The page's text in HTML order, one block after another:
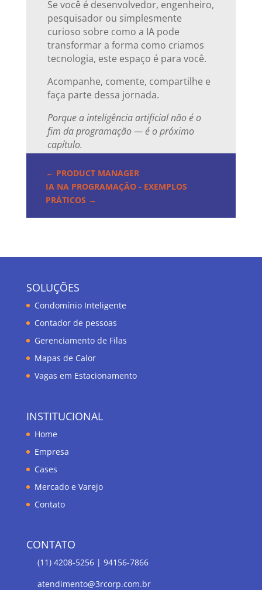
Se você é desenvolvedor, engenheiro,
pesquisador ou simplesmente
curioso sobre como a IA pode
transformar a forma como criamos
tecnologia, este espaço é para você.
Acompanhe, comente, compartilhe e
faça parte dessa jornada.
Porque a inteligência artificial não é o
fim da programação — é o próximo
capítulo.
← PRODUCT MANAGER
IA NA PROGRAMAÇÃO - EXEMPLOS
PRÁTICOS →
SOLUÇÕES
Condomínio Inteligente
Contador de pessoas
Gerenciamento de Filas
Mapas de Calor
Vagas em Estacionamento
INSTITUCIONAL
Home
Empresa
Cases
Mercado e Varejo
Contato
CONTATO
(11) 4208-5256 | 94156-7866
atendimento@3rcorp.com.br